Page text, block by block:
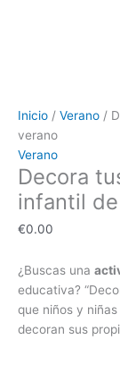
Inicio / Verano /
verano
Verano
Decora
infantil
€0.00
¿Buscas una
educativa?
que niños y
decoran sus